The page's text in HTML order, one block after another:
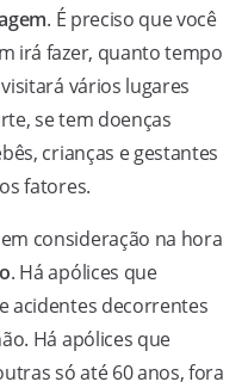
. É preciso que você
irá fazer, quanto tempo
vários lugares
se tem doenças
crianças e gestantes
fatores.
consideração na hora
. Há apólices que
acidentes decorrentes
Há apólices que
só até 60 anos, fora